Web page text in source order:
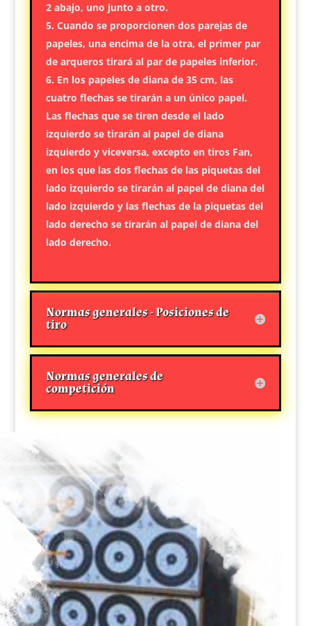
2 abajo, uno junto a otro.
Cuando se proporcionen dos parejas de
papeles, una encima de la otra, el primer par
de arqueros tirará al par de papeles inferior.
En los papeles de diana de 35 cm, las
cuatro flechas se tirarán a un único papel.
Las flechas que se tiren desde el lado
izquierdo se tirarán al papel de diana
izquierdo y viceversa, excepto en tiros Fan,
en los que las dos flechas de las piquetas del
lado izquierdo se tirarán al papel de diana del
lado izquierdo y las flechas de la piquetas del
lado derecho se tirarán al papel de diana del
lado derecho.
Normas generales - Posiciones de
tiro
Normas generales de
competición